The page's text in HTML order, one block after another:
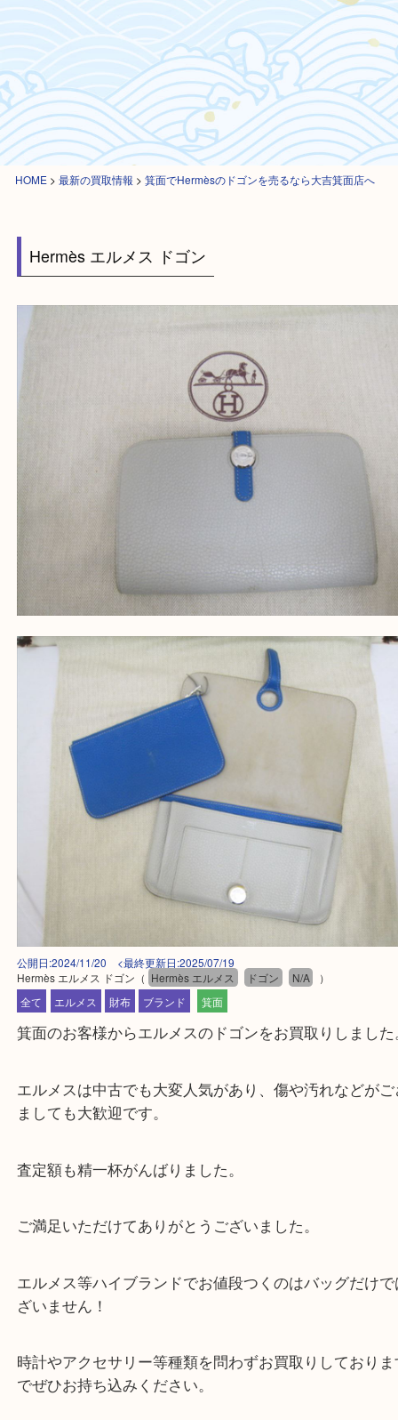
HOME
Hermès エルメス ドゴン
公開日:2024/11/20 <最終更新日:2025/07/19
Hermès エルメス ドゴン（ Hermès エルメス ドゴン N/A ）
全て エルメス 財布 ブランド
箕面のお客様からエルメスのドゴンをお買取りしま
エルメスは中古でも大変人気があり、傷や汚れなど
査定額も精一杯がんばりました。
ご満足いただけてありがとうございました。